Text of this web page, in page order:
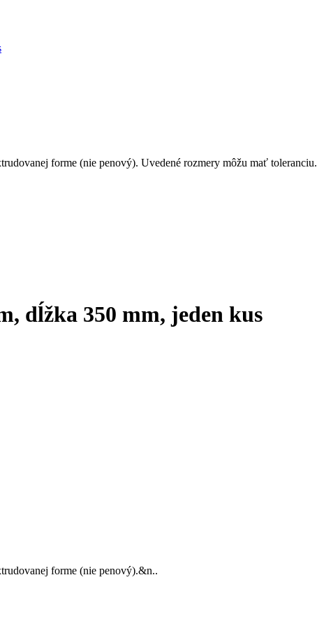
forme (nie penový). Uvedené rozmery môžu mať toleranciu.
dĺžka 350 mm, jeden kus
forme (nie penový).&n..